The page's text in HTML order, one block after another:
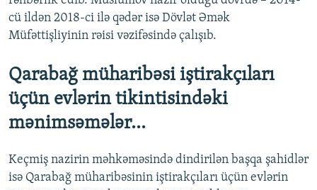
cü ildən 2018-ci ilə qədər isə Dövlət Əmək
Müfəttişliyinin rəisi vəzifəsində çalışıb.
Qarabağ müharibəsi iştirakçıları
üçün evlərin tikintisindəki
mənimsəmələr...
Keçmiş nazirin məhkəməsində dindirilən başqa şahidlər
isə Qarabağ müharibəsinin iştirakçıları üçün evlərin